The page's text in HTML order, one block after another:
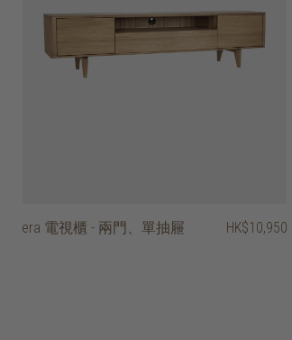
era 電視櫃 - 兩門、單抽屜 HK$10,950